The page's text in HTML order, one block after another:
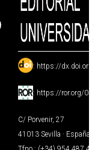
: https://
: https://ror.org/
C/ Porvenir, 27
41013 Sevilla · España